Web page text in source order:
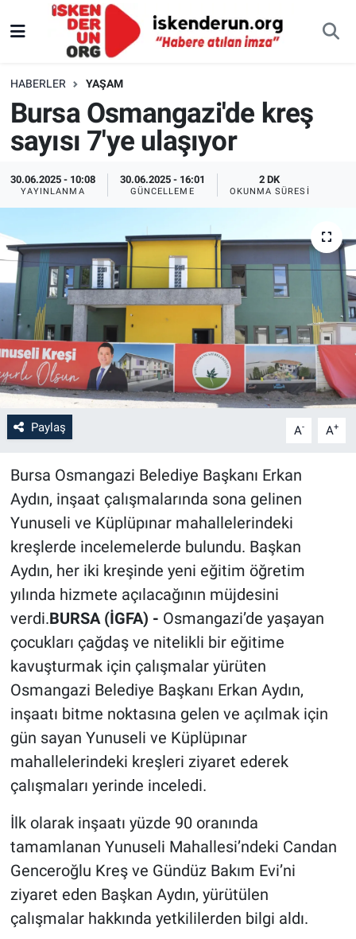
HABERLER YAŞAM
Bursa Osmangazi'de kreş
sayısı 7'ye ulaşıyor
30.06.2025 - 10:08
YAYINLANMA
30.06.2025 - 16:01
GÜNCELLEME
2 DK
OKUNMA SÜRESI
Paylaş A- A+
Bursa Osmangazi Belediye Başkanı Erkan
Aydın, inşaat çalışmalarında sona gelinen
Yunuseli ve Küplüpınar mahallelerindeki
kreşlerde incelemelerde bulundu. Başkan
Aydın, her iki kreşinde yeni eğitim öğretim
yılında hizmete açılacağının müjdesini
verdi.BURSA (İGFA) - Osmangazi’de yaşayan
çocukları çağdaş ve nitelikli bir eğitime
kavuşturmak için çalışmalar yürüten
Osmangazi Belediye Başkanı Erkan Aydın,
inşaatı bitme noktasına gelen ve açılmak için
gün sayan Yunuseli ve Küplüpınar
mahallelerindeki kreşleri ziyaret ederek
çalışmaları yerinde inceledi.
İlk olarak inşaatı yüzde 90 oranında
tamamlanan Yunuseli Mahallesi’ndeki Candan
Genceroğlu Kreş ve Gündüz Bakım Evi’ni
ziyaret eden Başkan Aydın, yürütülen
çalışmalar hakkında yetkililerden bilgi aldı.